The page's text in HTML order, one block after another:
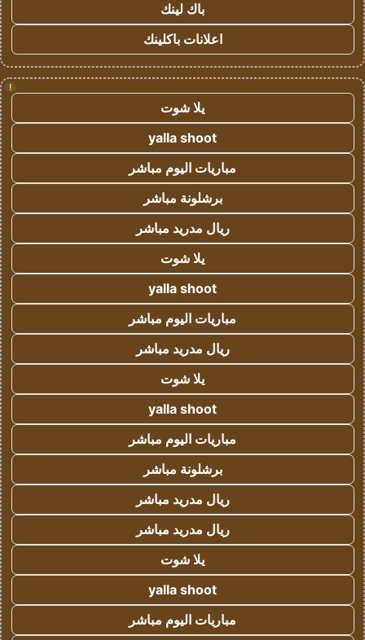
باك لينك
اعلانات باكلينك
!
يلا شوت
yalla shoot
مباريات اليوم مباشر
برشلونة مباشر
ريال مدريد مباشر
يلا شوت
yalla shoot
مباريات اليوم مباشر
ريال مدريد مباشر
يلا شوت
yalla shoot
مباريات اليوم مباشر
برشلونة مباشر
ريال مدريد مباشر
ريال مدريد مباشر
يلا شوت
yalla shoot
مباريات اليوم مباشر